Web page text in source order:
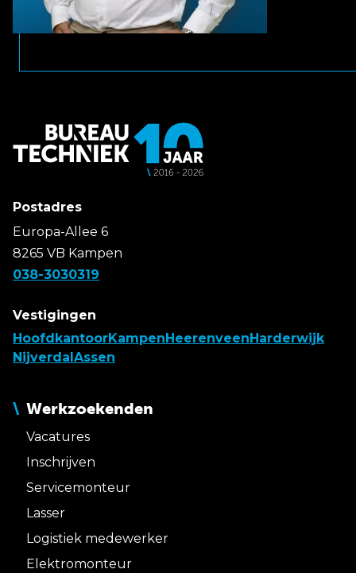
Postadres
Europa-Allee 6
8265 VB Kampen
038-3030319
Vestigingen
HoofdkantoorKampen Heerenveen Harderwijk
Nijverdal Assen
Werkzoekenden
Vacatures
Inschrijven
Servicemonteur
Lasser
Logistiek medewerker
Elektromonteur